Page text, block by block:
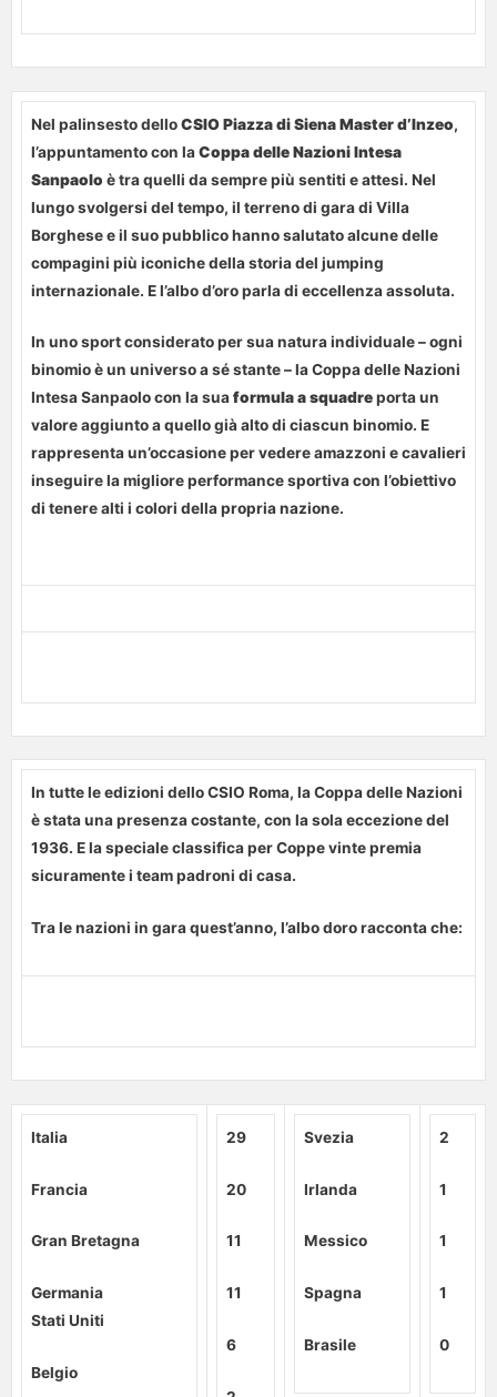
Nel palinsesto delloCSIO Piazza di Siena Master d’Inzeo,
l’appuntamento con laCoppa delle Nazioni Intesa
Sanpaolo è tra quelli da sempre più sentiti e attesi. Nel
lungo svolgersi del tempo, il terreno di gara di Villa
Borghese e il suo pubblico hanno salutato alcune delle
compagini più iconiche della storia del jumping
internazionale. E l’albo d’oro parla di eccellenza assoluta.
In uno sport considerato per sua natura individuale – ogni
binomio è un universo a sé stante – la Coppa delle Nazioni
Intesa Sanpaolo con la suaformula a squadreporta un
valore aggiunto a quello già alto di ciascun binomio. E
rappresenta un’occasione per vedere amazzoni e cavalieri
inseguire la migliore performance sportiva con l’obiettivo
di tenere alti i colori della propria nazione.
In tutte le edizioni dello CSIO Roma, la Coppa delle Nazioni
è stata una presenza costante, con la sola eccezione del
1936. E la speciale classifica per Coppe vinte premia
sicuramente i team padroni di casa.
Tra le nazioni in gara quest’anno, l’albo doro racconta che:
Italia
Francia
Gran Bretagna
Germania
Stati Uniti
Belgio
‍29
20
11
11
6
‍Svezia
Irlanda
Messico
Spagna
Brasile
‍2
1
1
1
0